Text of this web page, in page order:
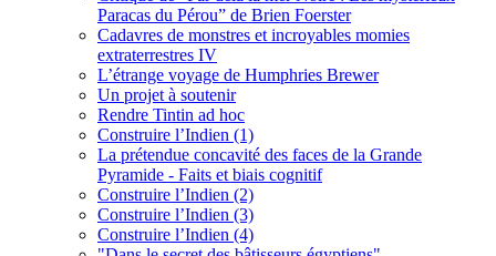
Paracas du Pérou” de Brien Foerster
Cadavres de monstres et incroyables momies
extraterrestres IV
L’étrange voyage de Humphries Brewer
Un projet à soutenir
Rendre Tintin ad hoc
Construire l’Indien (1)
La prétendue concavité des faces de la Grande
Pyramide - Faits et biais cognitif
Construire l’Indien (2)
Construire l’Indien (3)
Construire l’Indien (4)